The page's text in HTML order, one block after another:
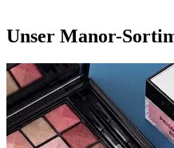
Unser Manor-